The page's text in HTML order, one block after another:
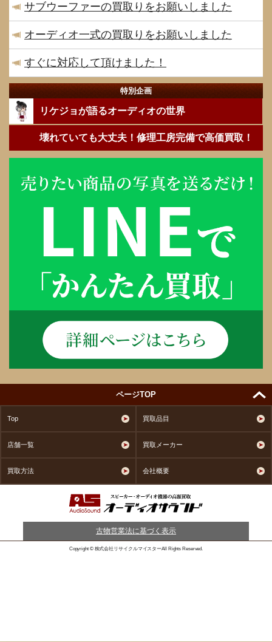
サブウーファーの買取りをお願いしました
オーディオ一式の買取りをお願いしました
すぐに対応して頂けました！
特別企画
リケジョが語るオーディオの世界
壊れていても大丈夫！修理工房完備で高価買取！
ページTOP
Top 買取品目
店舗一覧 買取メーカー
買取方法 会社概要
古物営業法に基づく表示
Copyright © 株式会社リサイクルマイスターAll Rights Reserved.